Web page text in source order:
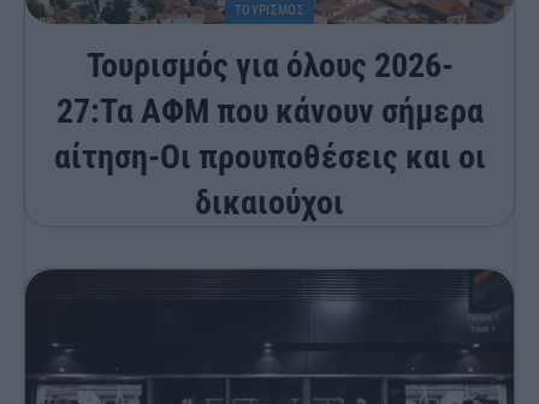
ΤΟΥΡΙΣΜΟΣ
Τουρισμός για όλους 2026-
27:Τα ΑΦΜ που κάνουν σήμερα
αίτηση-Οι προυποθέσεις και οι
δικαιούχοι